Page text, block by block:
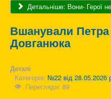
Детальніше: Вони- Герої
Вшанували Петра
Довганюка
Деталі
Категорія: №22 від 28.05.2026
Перегляди: 89